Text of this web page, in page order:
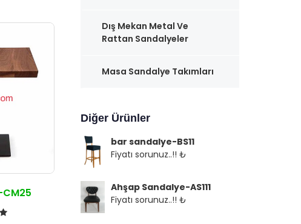
CM25
Dış Mekan Metal Ve
Rattan Sandalyeler
Masa Sandalye Takımları
Diğer Ürünler
bar sandalye-BS11
Fiyatı sorunuz..!! ₺
Ahşap Sandalye-AS111
Fiyatı sorunuz..!! ₺